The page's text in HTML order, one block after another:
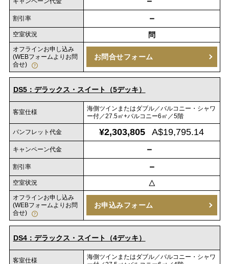
割引率 －
空室状況 問
オフラインお申し込み
(WEBフォームよりお問
合せ)
お問合せフォーム
DS5：デラックス・スイート（5デッキ）
客室仕様
海側ツインまたはダブル／バルコニー・シャワ
ー付／27.5㎡+バルコニー6㎡／5階
パンフレット代金 ¥2,303,805 A$19,795.14
キャンペーン代金 －
割引率 －
空室状況 △
オフラインお申し込み
(WEBフォームよりお問
合せ)
お申込みフォーム
DS4：デラックス・スイート（4デッキ）
客室仕様
海側ツインまたはダブル／バルコニー・シャワ